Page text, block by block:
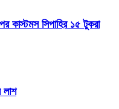
কাস্টমস সিপাহির ১৫ টুকরা
লাশ